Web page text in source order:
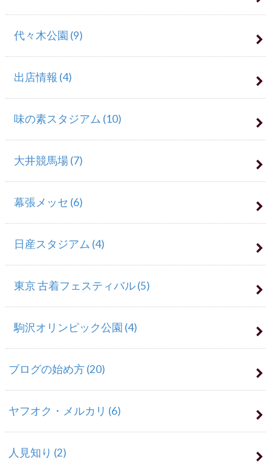
代々木公園 (9)
出店情報 (4)
味の素スタジアム (10)
大井競馬場(7)
幕張メッセ (6)
日産スタジアム (4)
東京 古着フェスティバル(5)
駒沢オリンピック公園 (4)
ブログの始め方(20)
ヤフオク・メルカリ (6)
人見知り (2)